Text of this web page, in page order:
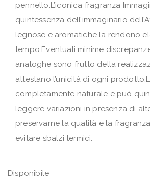
pennello.L’iconica fragranza
quintessenza dell’immaginario
legnose e aromatiche la rendono
tempo.Eventuali minime
analoghe sono frutto della
attestano l’unicità di ogni
completamente naturale e può
leggere variazioni in presenza di
preservarne la qualità e la
evitare sbalzi termici.
Disponibile